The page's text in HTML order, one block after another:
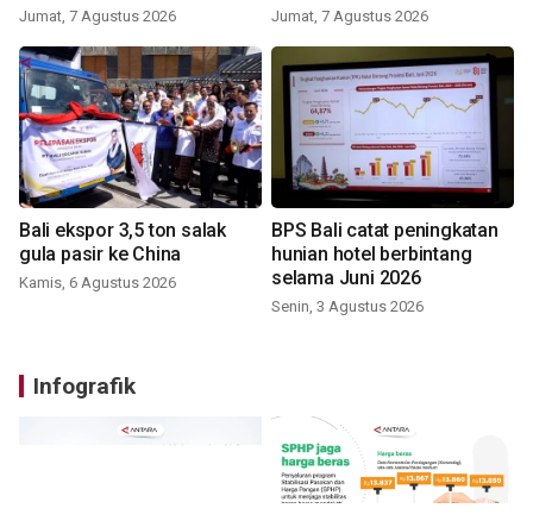
Jumat, 7 Agustus 2026 Jumat, 7 Agustus 2026
Bali ekspor 3,5 ton salak
gula pasir ke China
Kamis, 6 Agustus 2026
BPS Bali catat peningkatan
hunian hotel berbintang
selama Juni 2026
Senin, 3 Agustus 2026
Infografik